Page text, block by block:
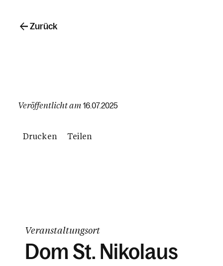
Veröffentlicht am 16.07.2025
Drucken Teilen
Zurück
Veranstaltungsort
Dom St. Nikolaus